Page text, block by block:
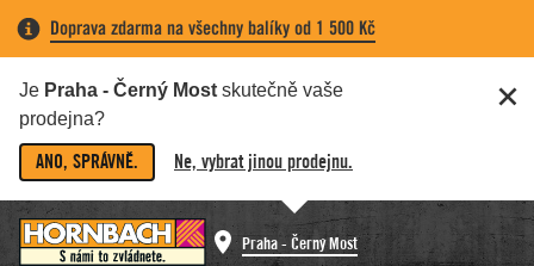
Doprava zdarma na všechny balíky od 1 500 Kč
Je Praha - Černý Most skutečně vaše
prodejna?
ANO, SPRÁVNĚ. Ne, vybrat jinou prodejnu.
Praha - Černý Most